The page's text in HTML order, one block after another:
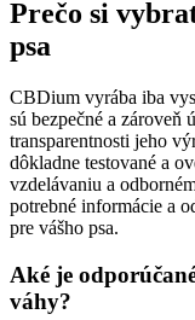
Prečo si
psa
CBDium vyrába iba
sú bezpečné a zároveň
transparentnosti jeho
dôkladne testované a
vzdelávaniu a
potrebné informácie a
pre vášho psa.
Aké je
váhy?